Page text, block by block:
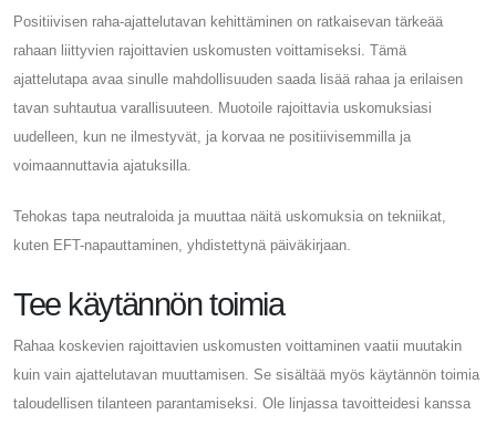
Positiivisen raha-ajattelutavan kehittäminen on ratkaisevan tärkeää
rahaan liittyvien rajoittavien uskomusten voittamiseksi. Tämä
ajattelutapa avaa sinulle mahdollisuuden saada lisää rahaa ja erilaisen
tavan suhtautua varallisuuteen. Muotoile rajoittavia uskomuksiasi
uudelleen, kun ne ilmestyvät, ja korvaa ne positiivisemmilla ja
voimaannuttavia ajatuksilla.
Tehokas tapa neutraloida ja muuttaa näitä uskomuksia on tekniikat,
kuten EFT-napauttaminen, yhdistettynä päiväkirjaan.
Tee käytännön toimia
Rahaa koskevien rajoittavien uskomusten voittaminen vaatii muutakin
kuin vain ajattelutavan muuttamisen. Se sisältää myös käytännön toimia
taloudellisen tilanteen parantamiseksi. Ole linjassa tavoitteidesi kanssa